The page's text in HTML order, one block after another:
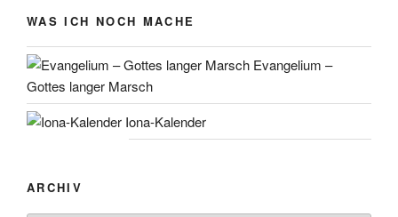
WAS ICH NOCH MACHE
Evangelium –
Gottes langer Marsch
Iona-Kalender
ARCHIV